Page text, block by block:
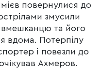
повернулися до
змусили
та його
вдома. Потерпілу
і повезли до
Ахмеров.